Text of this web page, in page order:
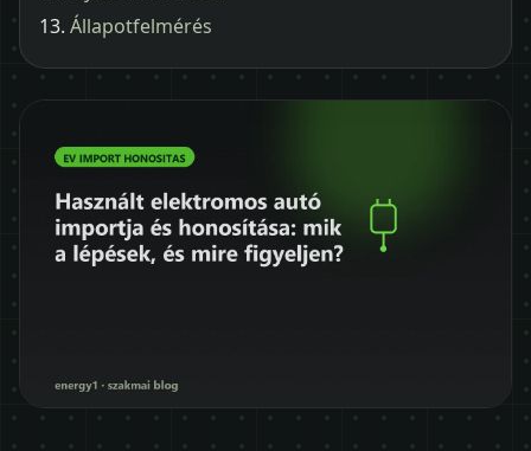
Állapotfelmérés